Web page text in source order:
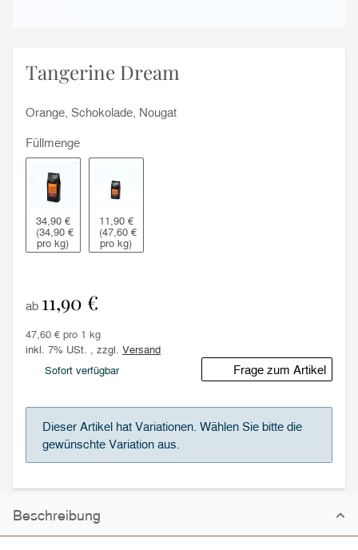
Tangerine Dream
Orange, Schokolade, Nougat
Füllmenge
1000g
34,90 €
(34,90 €
pro kg)
250g
11,90 €
(47,60 €
pro kg)
ab 11,90 €
47,60 € pro 1 kg
inkl. 7% USt. , zzgl. Versand
Sofort verfügbar
Frage zum Artikel
x
Dieser Artikel hat Variationen. Wählen Sie bitte die
gewünschte Variation aus.
Beschreibung